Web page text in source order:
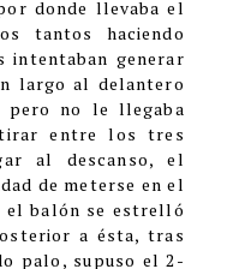
donde llevaba el
tantos haciendo
intentaban generar
largo al delantero
pero no le llegaba
entre los tres
al descanso, el
de meterse en el
balón se estrelló
a ésta, tras
palo, supuso el 2-